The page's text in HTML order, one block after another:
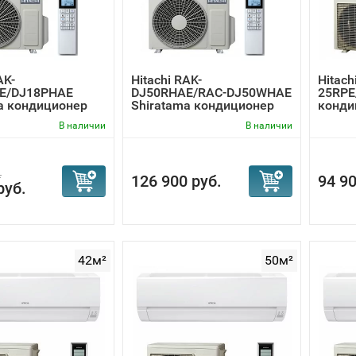
DJ18PHAE
кондиционер
В наличии
Hitachi RAK-
DJ50RHAE/RAC-DJ50WHAE
Shiratama кондиционер
В наличии
126 900 руб. 94
42м² 50м²